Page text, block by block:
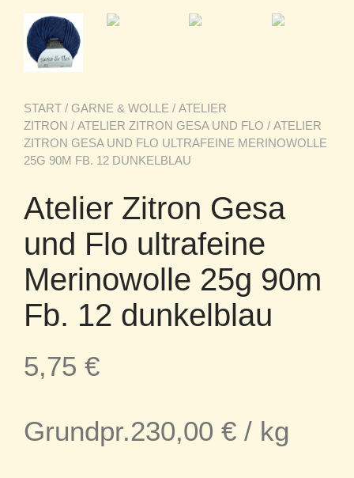
START / GARNE & WOLLE / ATELIER
ZITRON / ATELIER ZITRON GESA UND FLO / ATELIER
ZITRON GESA UND FLO ULTRAFEINE MERINOWOLLE
25G 90M FB. 12 DUNKELBLAU
Atelier Zitron Gesa
und Flo ultrafeine
Merinowolle 25g 90m
Fb. 12 dunkelblau
5,75 €
Grundpr.230,00 € / kg